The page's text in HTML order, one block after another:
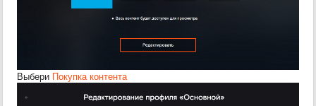
Выбери Покупка контента